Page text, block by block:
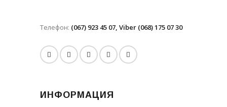
Телефон: (067) 923 45 07, Viber (068) 175 07 30
ИНФОРМАЦИЯ